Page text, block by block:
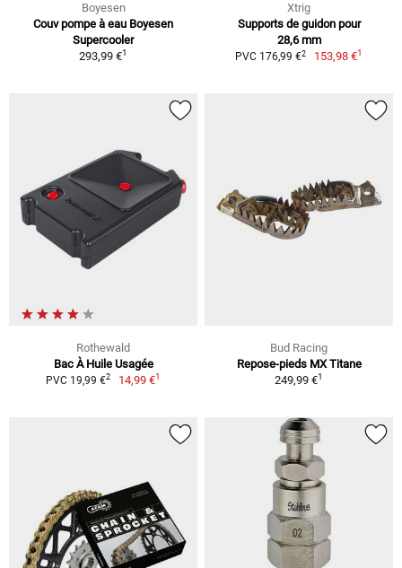
Boyesen
Couv pompe à eau Boyesen
Supercooler
293,99 €1
Xtrig
Supports de guidon pour
28,6 mm
PVC 176,99 €2 153,98 €1
Rothewald
Bac À Huile Usagée
PVC 19,99 €2 14,99 €1
Bud Racing
Repose-pieds MX Titane
249,99 €1